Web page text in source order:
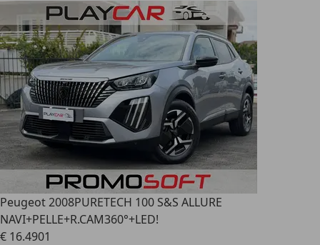
Peugeot 2008PURETECH 100 S&S ALLURE
NAVI+PELLE+R.CAM360°+LED!
€ 16.4901